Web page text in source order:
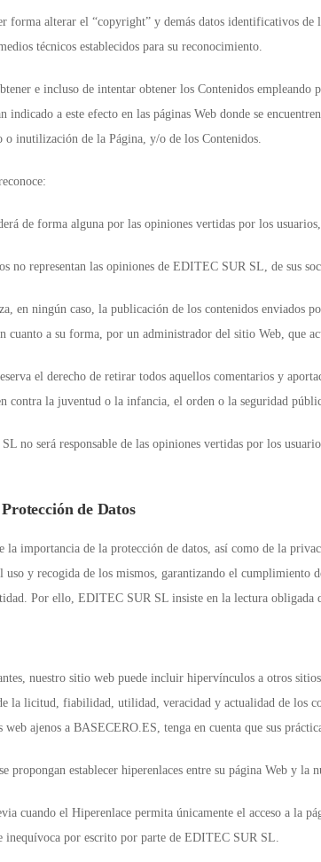
forma alterar el “copyright” y demás datos identificativos
técnicos establecidos para su reconocimiento.
e incluso de intentar obtener los Contenidos
indicado a este efecto en las páginas Web donde se
o inutilización de la Página, y/o de los Contenidos.
de forma alguna por las opiniones vertidas por los
no representan las opiniones de EDITEC SUR SL, de sus
en ningún caso, la publicación de los contenidos enviados
cuanto a su forma, por un administrador del sitio Web, que
el derecho de retirar todos aquellos comentarios y
contra la juventud o la infancia, el orden o la seguridad
no será responsable de las opiniones vertidas por los
de Datos
la importancia de la protección de datos, así como de la
uso y recogida de los mismos, garantizando el
Por ello, EDITEC SUR SL insiste en la lectura obligada
nuestro sitio web puede incluir hipervínculos a otros
la licitud, fiabilidad, utilidad, veracidad y actualidad de los
ajenos a BASECERO.ES, tenga en cuenta que sus
propongan establecer hiperenlaces entre su página Web y
cuando el Hiperenlace permita únicamente el acceso a
inequívoca por escrito por parte de EDITEC SUR SL.